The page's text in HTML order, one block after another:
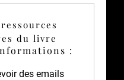
du livre
:
des emails